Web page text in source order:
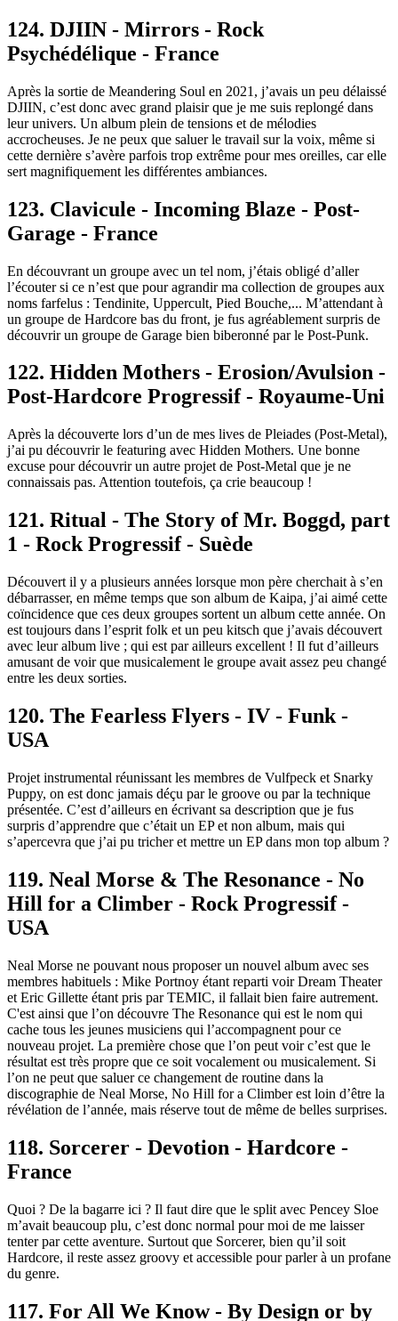
124. DJIIN - Mirrors - Rock
Psychédélique - France
Après la sortie de Meandering Soul en 2021, j’avais un peu délaissé
DJIIN, c’est donc avec grand plaisir que je me suis replongé dans
leur univers. Un album plein de tensions et de mélodies
accrocheuses. Je ne peux que saluer le travail sur la voix, même si
cette dernière s’avère parfois trop extrême pour mes oreilles, car elle
sert magnifiquement les différentes ambiances.
123. Clavicule - Incoming Blaze - Post-
Garage - France
En découvrant un groupe avec un tel nom, j’étais obligé d’aller
l’écouter si ce n’est que pour agrandir ma collection de groupes aux
noms farfelus : Tendinite, Uppercult, Pied Bouche,... M’attendant à
un groupe de Hardcore bas du front, je fus agréablement surpris de
découvrir un groupe de Garage bien biberonné par le Post-Punk.
122. Hidden Mothers - Erosion/Avulsion -
Post-Hardcore Progressif - Royaume-Uni
Après la découverte lors d’un de mes lives de Pleiades (Post-Metal),
j’ai pu découvrir le featuring avec Hidden Mothers. Une bonne
excuse pour découvrir un autre projet de Post-Metal que je ne
connaissais pas. Attention toutefois, ça crie beaucoup !
121. Ritual - The Story of Mr. Boggd, part
1 - Rock Progressif - Suède
Découvert il y a plusieurs années lorsque mon père cherchait à s’en
débarrasser, en même temps que son album de Kaipa, j’ai aimé cette
coïncidence que ces deux groupes sortent un album cette année. On
est toujours dans l’esprit folk et un peu kitsch que j’avais découvert
avec leur album live ; qui est par ailleurs excellent ! Il fut d’ailleurs
amusant de voir que musicalement le groupe avait assez peu changé
entre les deux sorties.
120. The Fearless Flyers - IV - Funk -
USA
Projet instrumental réunissant les membres de Vulfpeck et Snarky
Puppy, on est donc jamais déçu par le groove ou par la technique
présentée. C’est d’ailleurs en écrivant sa description que je fus
surpris d’apprendre que c’était un EP et non album, mais qui
s’apercevra que j’ai pu tricher et mettre un EP dans mon top album ?
119. Neal Morse & The Resonance - No
Hill for a Climber - Rock Progressif -
USA
Neal Morse ne pouvant nous proposer un nouvel album avec ses
membres habituels : Mike Portnoy étant reparti voir Dream Theater
et Eric Gillette étant pris par TEMIC, il fallait bien faire autrement.
C'est ainsi que l’on découvre The Resonance qui est le nom qui
cache tous les jeunes musiciens qui l’accompagnent pour ce
nouveau projet. La première chose que l’on peut voir c’est que le
résultat est très propre que ce soit vocalement ou musicalement. Si
l’on ne peut que saluer ce changement de routine dans la
discographie de Neal Morse, No Hill for a Climber est loin d’être la
révélation de l’année, mais réserve tout de même de belles surprises.
118. Sorcerer - Devotion - Hardcore -
France
Quoi ? De la bagarre ici ? Il faut dire que le split avec Pencey Sloe
m’avait beaucoup plu, c’est donc normal pour moi de me laisser
tenter par cette aventure. Surtout que Sorcerer, bien qu’il soit
Hardcore, il reste assez groovy et accessible pour parler à un profane
du genre.
117. For All We Know - By Design or by